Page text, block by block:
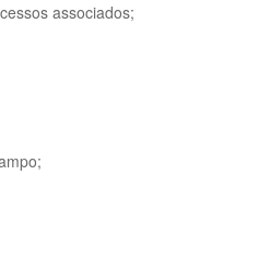
associados;